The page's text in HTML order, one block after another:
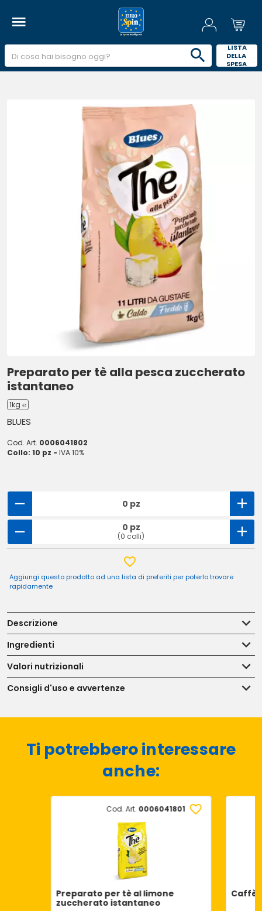
LISTA
DELLA
SPESA
Preparato per tè alla pesca zuccherato
istantaneo
1kg ℮
BLUES
Cod. Art. 0006041802
Collo: 10 pz - IVA 10%
0 pz
0 pz
(0 colli)
Aggiungi questo prodotto ad una lista di preferiti per poterlo trovare
rapidamente
Descrizione
Ingredienti
Valori nutrizionali
Consigli d'uso e avvertenze
Ti potrebbero interessare
anche:
Cod. Art. 0006041801
Preparato per tè al limone
zuccherato istantaneo
Caffè